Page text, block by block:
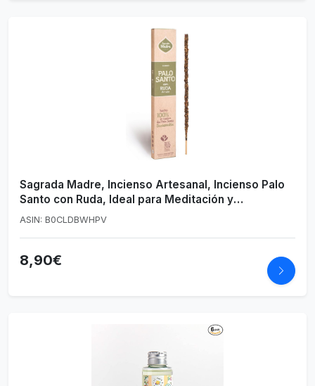
Sagrada Madre, Incienso Artesanal, Incienso Palo
Santo con Ruda, Ideal para Meditación y
Mindfulness, 8 Varillas
ASIN: B0CLDBWHPV
8,90€